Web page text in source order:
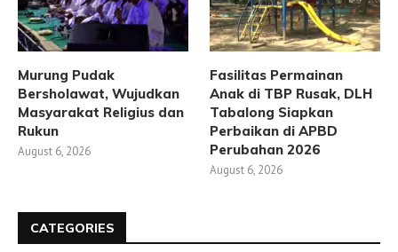
Murung Pudak
Bersholawat, Wujudkan
Masyarakat Religius dan
Rukun
August 6, 2026
Fasilitas Permainan
Anak di TBP Rusak, DLH
Tabalong Siapkan
Perbaikan di APBD
Perubahan 2026
August 6, 2026
CATEGORIES